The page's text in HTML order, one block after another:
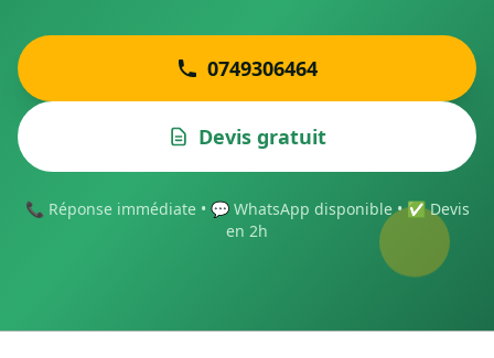
0749306464
Devis gratuit
📞 Réponse immédiate • 💬 WhatsApp disponible • ✅ Devis
en 2h